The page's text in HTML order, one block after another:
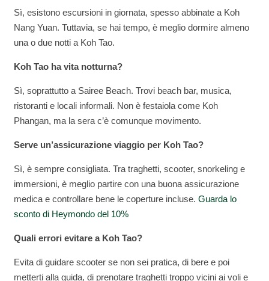
Sì, esistono escursioni in giornata, spesso abbinate a Koh
Nang Yuan. Tuttavia, se hai tempo, è meglio dormire almeno
una o due notti a Koh Tao.
Koh Tao ha vita notturna?
Sì, soprattutto a Sairee Beach. Trovi beach bar, musica,
ristoranti e locali informali. Non è festaiola come Koh
Phangan, ma la sera c’è comunque movimento.
Serve un’assicurazione viaggio per Koh Tao?
Sì, è sempre consigliata. Tra traghetti, scooter, snorkeling e
immersioni, è meglio partire con una buona assicurazione
medica e controllare bene le coperture incluse. Guarda lo
sconto di Heymondo del 10%
Quali errori evitare a Koh Tao?
Evita di guidare scooter se non sei pratica, di bere e poi
metterti alla guida, di prenotare traghetti troppo vicini ai voli e